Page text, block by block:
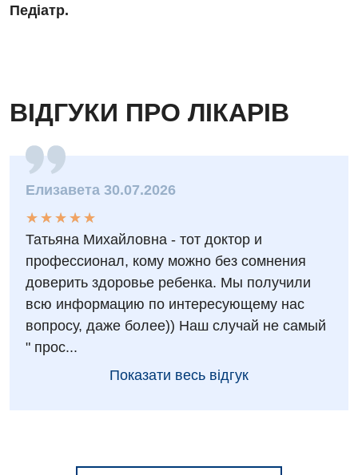
Педіатр.
ВІДГУКИ ПРО ЛІКАРІВ
Елизавета 30.07.2026
★
★
★
★
★
★ ★ ★ ★ ★
Татьяна Михайловна - тот доктор и
профессионал, кому можно без сомнения
доверить здоровье ребенка. Мы получили
всю информацию по интересующему нас
вопросу, даже более)) Наш случай не самый
" прос...
Показати весь відгук